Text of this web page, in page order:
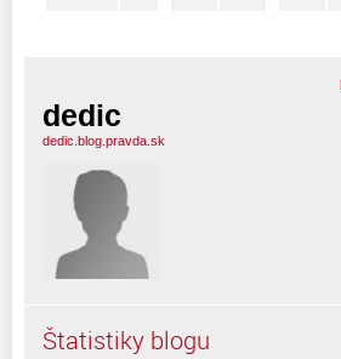
dedic
dedic.blog.pravda.sk
Štatistiky blogu